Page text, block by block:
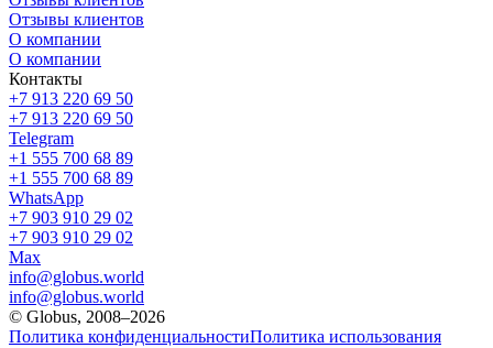
Отзывы клиентов
О компании
О компании
Контакты
+7 913 220 69 50
+7 913 220 69 50
Telegram
+1 555 700 68 89
+1 555 700 68 89
WhatsApp
+7 903 910 29 02
+7 903 910 29 02
Max
info@globus.world
info@globus.world
© Globus, 2008–2026
Политика конфиденциальностиПолитика использования